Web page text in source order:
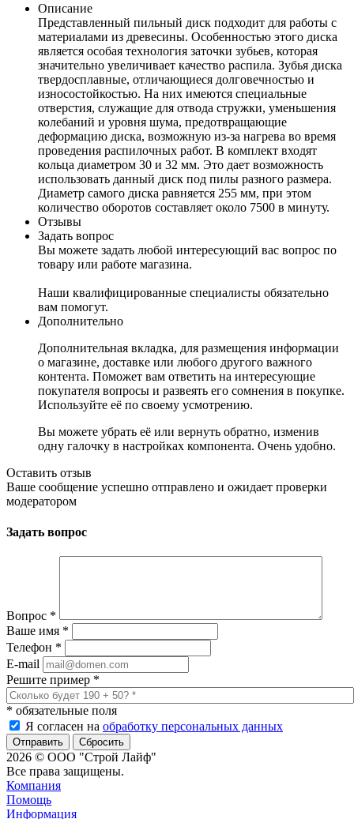
Описание
Представленный пильный диск подходит для работы с
материалами из древесины. Особенностью этого диска
является особая технология заточки зубьев, которая
значительно увеличивает качество распила. Зубья диска
твердосплавные, отличающиеся долговечностью и
износостойкостью. На них имеются специальные
отверстия, служащие для отвода стружки, уменьшения
колебаний и уровня шума, предотвращающие
деформацию диска, возможную из-за нагрева во время
проведения распилочных работ. В комплект входят
кольца диаметром 30 и 32 мм. Это дает возможность
использовать данный диск под пилы разного размера.
Диаметр самого диска равняется 255 мм, при этом
количество оборотов составляет около 7500 в минуту.
Отзывы
Задать вопрос
Вы можете задать любой интересующий вас вопрос по
товару или работе магазина.
Наши квалифицированные специалисты обязательно
вам помогут.
Дополнительно
Дополнительная вкладка, для размещения информации
о магазине, доставке или любого другого важного
контента. Поможет вам ответить на интересующие
покупателя вопросы и развеять его сомнения в покупке.
Используйте её по своему усмотрению.
Вы можете убрать её или вернуть обратно, изменив
одну галочку в настройках компонента. Очень удобно.
Оставить отзыв
Ваше сообщение успешно отправлено и ожидает проверки
модератором
Задать вопрос
Вопрос *
Ваше имя *
Телефон *
E-mail
Решите пример *
* обязательные поля
Я согласен на обработку персональных данных
Сбросить
2026 © ООО "Строй Лайф"
Все права защищены.
Компания
Помощь
Информация